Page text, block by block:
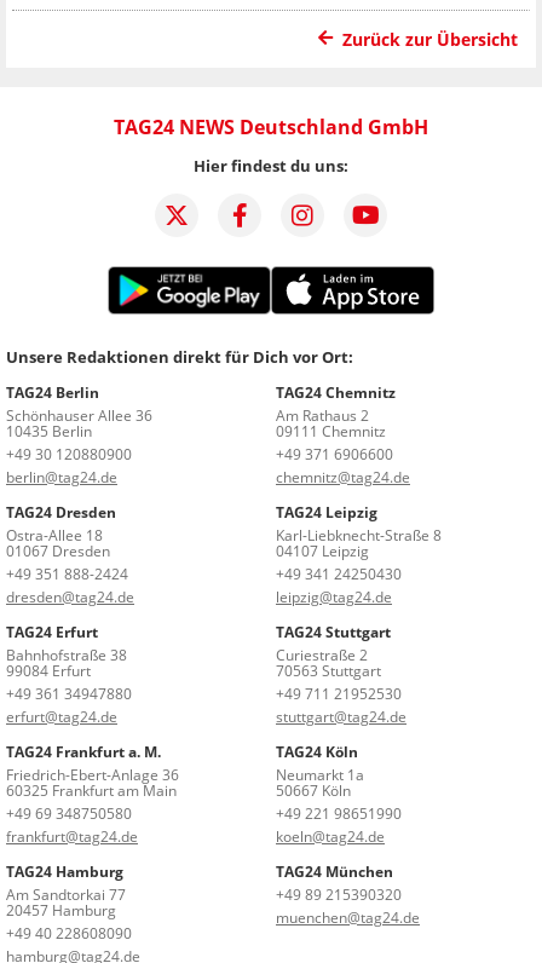
Zurück zur Übersicht
TAG24 NEWS Deutschland GmbH
Hier findest du uns:
Unsere Redaktionen direkt für Dich vor Ort:
TAG24 Berlin
Schönhauser Allee 36
10435 Berlin
+49 30 120880900
berlin@tag24.de
TAG24 Chemnitz
Am Rathaus 2
09111 Chemnitz
+49 371 6906600
chemnitz@tag24.de
TAG24 Dresden
Ostra-Allee 18
01067 Dresden
+49 351 888-2424
dresden@tag24.de
TAG24 Leipzig
Karl-Liebknecht-Straße 8
04107 Leipzig
+49 341 24250430
leipzig@tag24.de
TAG24 Erfurt
Bahnhofstraße 38
99084 Erfurt
+49 361 34947880
erfurt@tag24.de
TAG24 Stuttgart
Curiestraße 2
70563 Stuttgart
+49 711 21952530
stuttgart@tag24.de
TAG24 Frankfurt a. M.
Friedrich-Ebert-Anlage 36
60325 Frankfurt am Main
+49 69 348750580
frankfurt@tag24.de
TAG24 Köln
Neumarkt 1a
50667 Köln
+49 221 98651990
koeln@tag24.de
TAG24 Hamburg
Am Sandtorkai 77
20457 Hamburg
+49 40 228608090
hamburg@tag24.de
TAG24 München
+49 89 215390320
muenchen@tag24.de